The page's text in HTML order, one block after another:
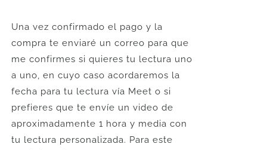
Una vez confirmado el pago y la
compra te enviaré un correo para que
me confirmes si quieres tu lectura uno
a uno, en cuyo caso acordaremos la
fecha para tu lectura vía Meet o si
prefieres que te envíe un video de
aproximadamente 1 hora y media con
tu lectura personalizada. Para este